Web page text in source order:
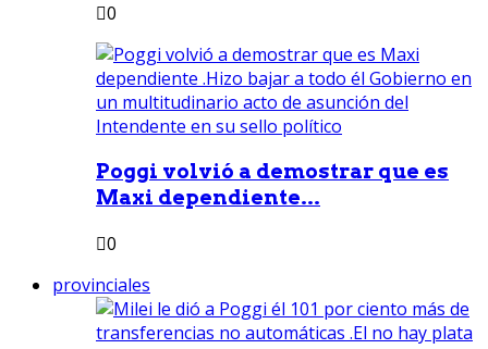
0
Poggi volvió a demostrar que es
Maxi dependiente...
0
provinciales